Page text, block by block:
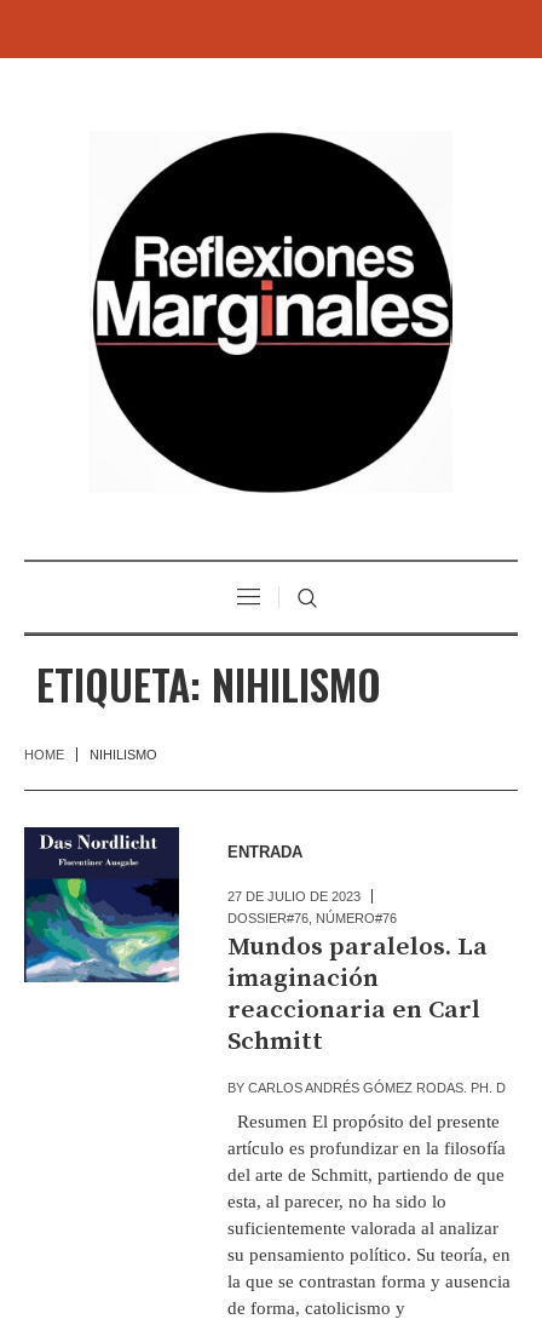
ETIQUETA: NIHILISMO
HOME NIHILISMO
ENTRADA
27 DE JULIO DE 2023
DOSSIER#76 NÚMERO#76
Mundos paralelos. La
imaginación
reaccionaria en Carl
Schmitt
BYCARLOS ANDRÉS GÓMEZ RODAS. PH. D
Resumen El propósito del presente
artículo es profundizar en la filosofía
del arte de Schmitt, partiendo de que
esta, al parecer, no ha sido lo
suficientemente valorada al analizar
su pensamiento político. Su teoría, en
la que se contrastan forma y ausencia
de forma, catolicismo y